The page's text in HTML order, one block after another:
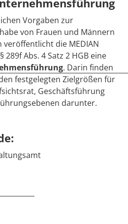
Vorgaben zur
von Frauen und Männern
die MEDIAN
289f Abs. 4 Satz 2 HGB eine
. Darin finden
festgelegten Zielgrößen für
Geschäftsführung
darunter.